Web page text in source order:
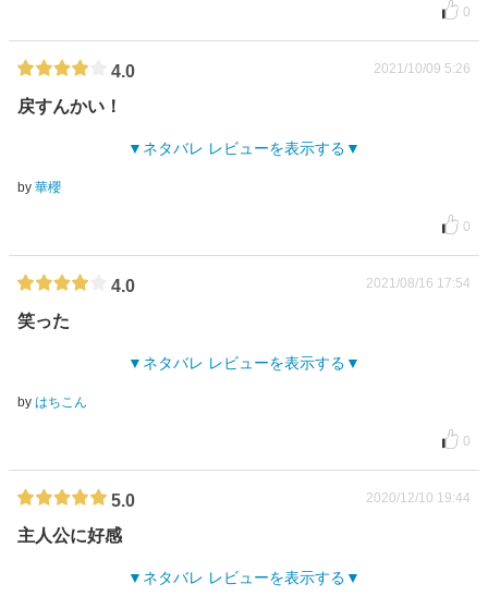
0
4.0 2021/10/09 5:26
戻すんかい！
ネタバレ レビューを表示する
by 華櫻
0
4.0 2021/08/16 17:54
笑った
ネタバレ レビューを表示する
by はちこん
0
5.0 2020/12/10 19:44
主人公に好感
ネタバレ レビューを表示する